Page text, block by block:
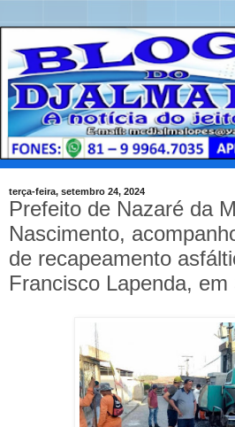
terça-feira, setembro 24, 2024
Prefeito de Nazaré da
Nascimento,
de recapeamento
Francisco Lapenda,